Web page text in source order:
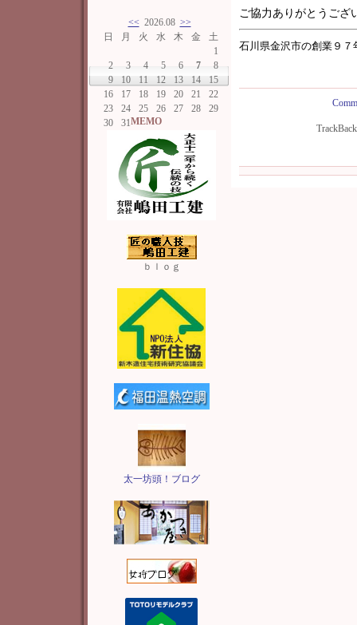
<< 2026.08 >>
日
2
9
16
23
30
月
3
10
17
24
31
火
4
11
18
25
水
5
12
19
26
木
6
13
20
27
金
7
14
21
28
土
1
8
15
22
29
MEMO
ｂｌｏｇ
太一坊頭！ブログ
ご協力ありがとうござ
石川県金沢市の創業９